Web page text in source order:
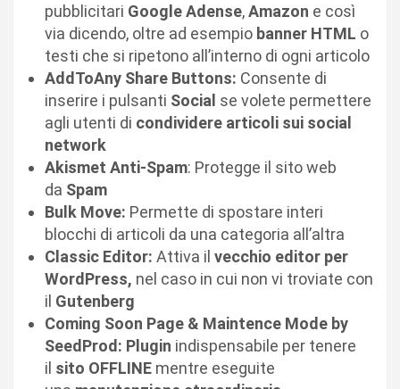
pubblicitari GoogleAdense,Amazon e così
via dicendo, oltre ad esempio banner HTML o
testi che si ripetono all’interno di ogni articolo
AddToAny Share Buttons: Consente di
inserire i pulsanti Social se volete permettere
agli utenti di condividere articoli sui social
network
Akismet Anti-Spam: Protegge il sito web
da Spam
Bulk Move: Permette di spostare interi
blocchi di articoli da una categoria all’altra
Classic Editor: Attiva il vecchio editor per
WordPress, nel caso in cui non vi troviate con
il Gutenberg
Coming Soon Page & Maintence Mode by
SeedProd: Plugin indispensabile per tenere
il sito OFFLINE mentre eseguite